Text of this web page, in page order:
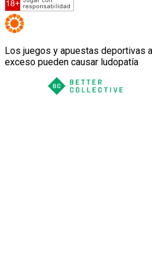
Los juegos y apuestas deportivas
exceso pueden causar ludopatía